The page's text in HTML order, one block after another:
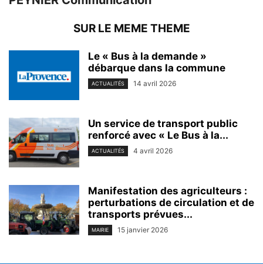
SUR LE MEME THEME
Le « Bus à la demande »
débarque dans la commune
ACTUALITÉS 14 avril 2026
Un service de transport public
renforcé avec « Le Bus à la...
ACTUALITÉS 4 avril 2026
Manifestation des agriculteurs :
perturbations de circulation et de
transports prévues...
MAIRIE 15 janvier 2026